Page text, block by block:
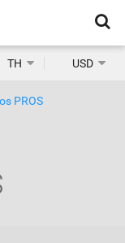
ต:1,471
TH USD
PROS